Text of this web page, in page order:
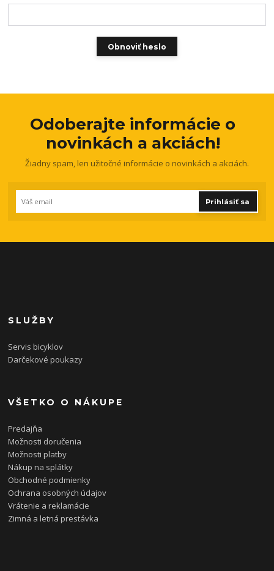
Obnoviť heslo
Odoberajte informácie o
novinkách a akciách!
Žiadny spam, len užitočné informácie o novinkách a akciách.
Prihlásiť sa
SLUŽBY
Servis bicyklov
Darčekové poukazy
VŠETKO O NÁKUPE
Predajňa
Možnosti doručenia
Možnosti platby
Nákup na splátky
Obchodné podmienky
Ochrana osobných údajov
Vrátenie a reklamácie
Zimná a letná prestávka